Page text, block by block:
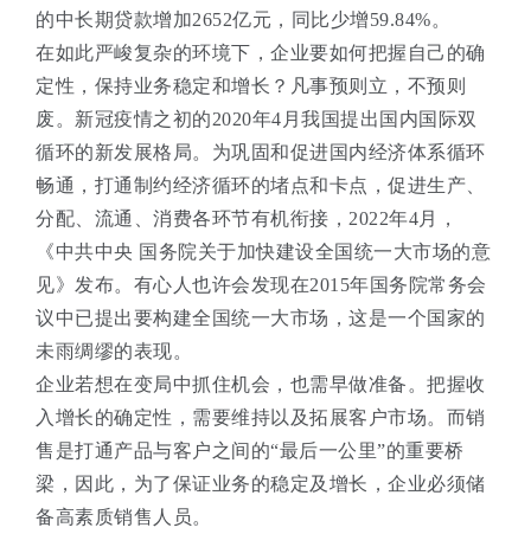
的中长期贷款增加2652亿元，同比少增59.84%。
在如此严峻复杂的环境下，企业要如何把握自己的确
定性，保持业务稳定和增长？凡事预则立，不预则
废。新冠疫情之初的2020年4月我国提出国内国际双
循环的新发展格局。为巩固和促进国内经济体系循环
畅通，打通制约经济循环的堵点和卡点，促进生产、
分配、流通、消费各环节有机衔接，2022年4月，
《中共中央 国务院关于加快建设全国统一大市场的意
见》发布。有心人也许会发现在2015年国务院常务会
议中已提出要构建全国统一大市场，这是一个国家的
未雨绸缪的表现。
企业若想在变局中抓住机会，也需早做准备。把握收
入增长的确定性，需要维持以及拓展客户市场。而销
售是打通产品与客户之间的“最后一公里”的重要桥
梁，因此，为了保证业务的稳定及增长，企业必须储
备高素质销售人员。